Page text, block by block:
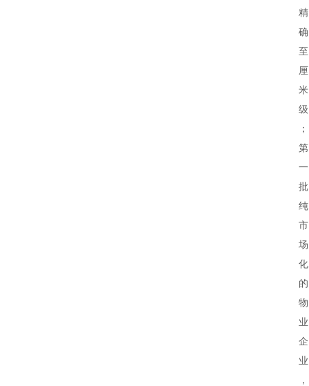
精
确
至
厘
米
级
；
第
一
批
纯
市
场
化
的
物
业
企
业
，